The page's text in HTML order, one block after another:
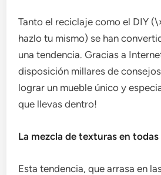
Tanto el reciclaje como el DIY
hazlo tu mismo) se han
una tendencia. Gracias a
disposición millares de
lograr un mueble único y
que llevas dentro!
La mezcla de texturas en
Esta tendencia, que arrasa en